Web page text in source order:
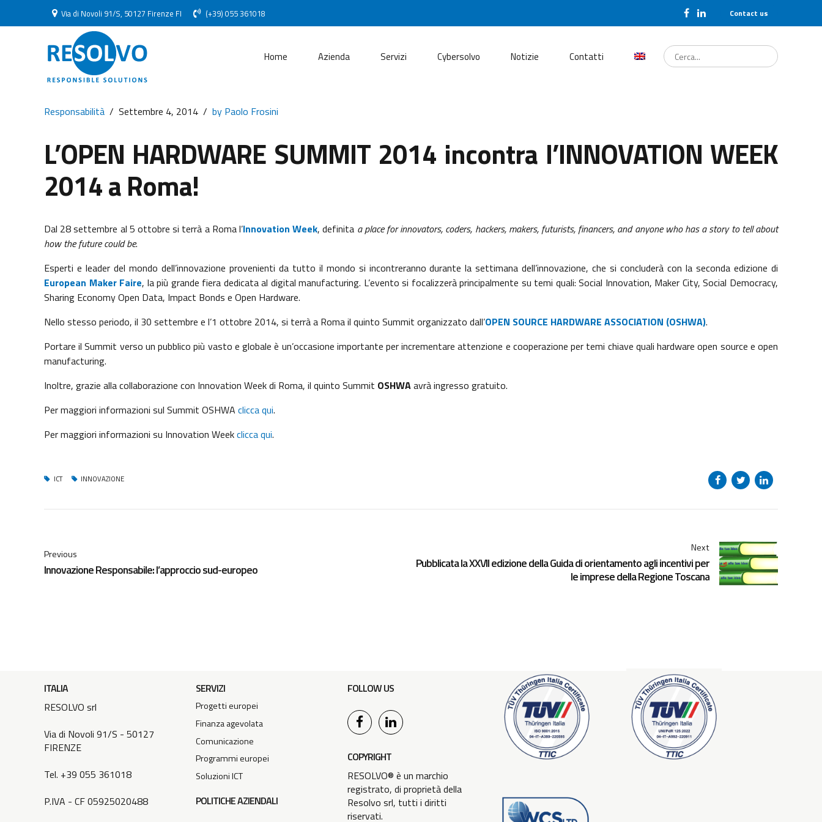
Via di Novoli 91/S, 50127 Firenze FI (+39) 055 361018 Contact us
Home Azienda Servizi Cybersolvo Notizie Contatti
Cerca...
Responsabilità Settembre 4, 2014 by Paolo Frosini
L’OPEN HARDWARE SUMMIT 2014 incontra l’INNOVATION WEEK
2014 a Roma!
Dal 28 settembre al 5 ottobre si terrà a Roma l’Innovation Week, definita a place for innovators, coders, hackers, makers, futurists, financers, and anyone who has a story to tell about
how the future could be.
Esperti e leader del mondo dell’innovazione provenienti da tutto il mondo si incontreranno durante la settimana dell’innovazione, che si concluderà con la seconda edizione di
European Maker Faire, la più grande fiera dedicata al digital manufacturing. L’evento si focalizzerà principalmente su temi quali: Social Innovation, Maker City, Social Democracy,
Sharing Economy Open Data, Impact Bonds e Open Hardware.
Nello stesso periodo, il 30 settembre e l’1 ottobre 2014, si terrà a Roma il quinto Summit organizzato dall’OPEN SOURCE HARDWARE ASSOCIATION (OSHWA).
Portare il Summit verso un pubblico più vasto e globale è un’occasione importante per incrementare attenzione e cooperazione per temi chiave quali hardware open source e open
manufacturing.
Inoltre, grazie alla collaborazione con Innovation Week di Roma, il quinto Summit OSHWAavrà ingresso gratuito.
Per maggiori informazioni sul Summit OSHWA clicca qui.
Per maggiori informazioni su Innovation Weekclicca qui.
ICT INNOVAZIONE
Previous
Innovazione Responsabile: l’approccio sud-europeo
Next
Pubblicata la XXVII edizione della Guida di orientamento agli incentivi per
le imprese della Regione Toscana
ITALIA
RESOLVO srl
Via di Novoli 91/S - 50127
FIRENZE
Tel. +39 055 361018
P.IVA - CF 05925020488
SERVIZI
Progetti europei
Finanza agevolata
Comunicazione
Programmi europei
Soluzioni ICT
POLITICHE AZIENDALI
FOLLOW US
COPYRIGHT
RESOLVO® è un marchio
registrato, di proprietà della
Resolvo srl, tutti i diritti
riservati.